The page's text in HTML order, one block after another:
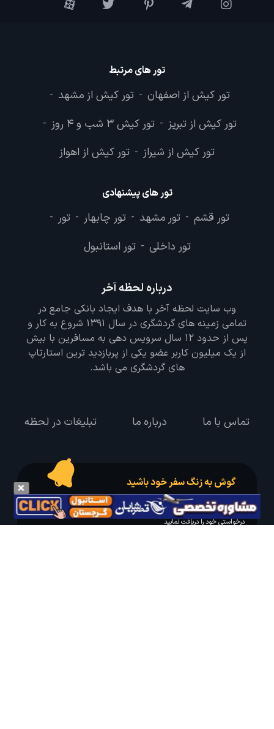
تور های مرتبط
تور کیش از اصفهان - تور کیش از مشهد -
تور کیش از تبریز - تور کیش 3 شب و 4 روز -
تور کیش از شیراز - تور کیش از اهواز
تور های پیشنهادی
تور قشم - تور مشهد - تور چابهار - تور -
تور داخلی - تور استانبول
درباره لحظه آخر
وب سایت لحظه آخر با هدف ایجاد بانکی جامع در
تمامی زمینه های گردشگری در سال 1391 شروع به کار و
پس از حدود 12 سال سرویس دهی به مسافرین با بیش
از یک میلیون کاربر عضو یکی از پربازدید ترین استارتاپ
های گردشگری می باشد.
تماس با ما درباره ما تبلیغات در لحظه
گوش به زنگ سفر خود باشید
درخواست سفر خود را در مدت زمان دلخواه ثبت و پیامک بهترین آفر مربوط به تور
درخواستی خود را دریافت نمایید